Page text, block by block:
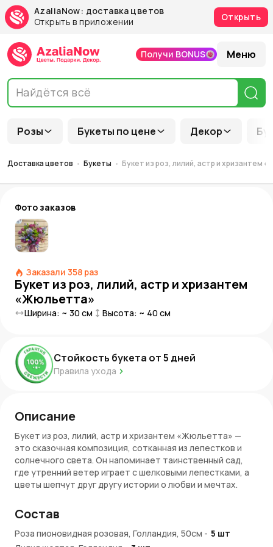
AzaliaNow: доставка цветов
Открыть в приложении
Открыть
Розы Букеты по цене Декор
Получи BONUS Меню
Доставка цветов Букеты Букет из роз, лилий, астр и хризантем
Фото заказов
Заказали 358 раз
Букет из роз, лилий, астр и хризантем
«Жюльетта»
Ширина: ~ 30 см Высота: ~ 40 см
Стойкость букета от5 дней
Правила ухода
Описание
Букет из роз, лилий, астр и хризантем «Жюльетта» —
это сказочная композиция, сотканная из лепестков и
солнечного света. Он напоминает таинственный сад,
где утренний ветер играет с шелковыми лепестками, а
цветы шепчут друг другу истории о любви и мечтах.
изящество, астры искрятся словно звезды, а хризантемы
добавляют ему легкости и свежести. Это букет,
который несет в себе дыхание волшебства.
Состав
Роза пионовидная розовая, Голландия, 50см - 5 шт